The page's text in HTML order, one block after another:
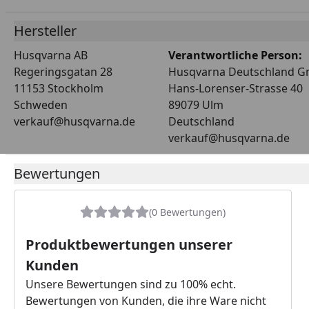
Hersteller
Husqvarna AB
Regeringsgatan 28
11153 Stockholm
Schweden
verkauf@husqvarna.de
Verantwortliche Person:
Husqvarna Deutschland
Hans-Lorenser-Strasse 40
89079 Ulm
Deutschland
verkauf@husqvarna.de
Bewertungen
(0 Bewertungen)
Produktbewertungen unserer
Kunden
Unsere Bewertungen sind zu 100% echt.
Bewertungen von Kunden, die ihre Ware nicht